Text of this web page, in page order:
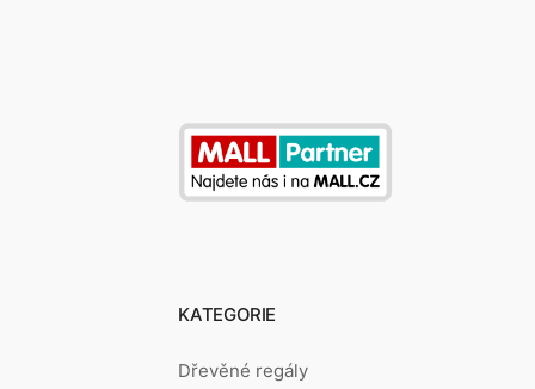
KATEGORIE
Dřevěné regály